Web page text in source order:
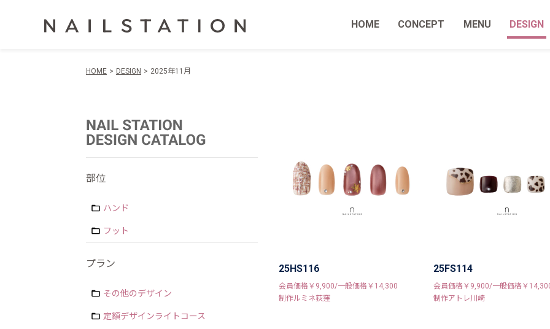
HOME CONCEPT MENU DESIGN
HOME DESIGN 2025年11月
部位
ハンド
フット
プラン
その他のデザイン
定額デザインライトコース
25HS116
会員価格￥9,900/一般価格￥14,300
制作ルミネ荻窪
25FS114
会員価格￥9,900/一般価格￥
制作アトレ川崎